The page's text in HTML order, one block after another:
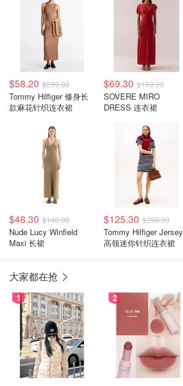
$58.20 $299.00
Tommy Hilfiger 修身长
款麻花针织连衣裙
$69.30 $199.00
SOVERE MIRO
DRESS 连衣裙
$48.30 $140.00
Nude Lucy Winfield
Maxi 长裙
$125.30 $299.00
Tommy Hilfiger Jersey
高领迷你针织连衣裙
大家都在抢
1 2